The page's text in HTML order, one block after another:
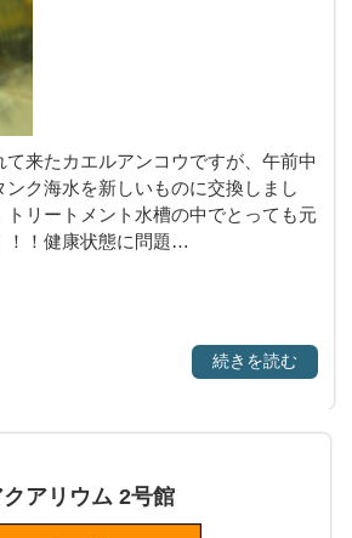
て来たカエルアンコウですが、午前中
ンク海水を新しいものに交換しまし
トリートメント水槽の中でとっても元
！！健康状態に問題…
続きを読む
アリウム 2号館